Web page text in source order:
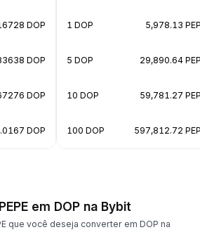
DOP
DOP
DOP
DOP
1 DOP 5,978.13
5 DOP 29,890.64
10 DOP 59,781.27
100 DOP 597,812.72
em DOP na Bybit
que você deseja converter em DOP na